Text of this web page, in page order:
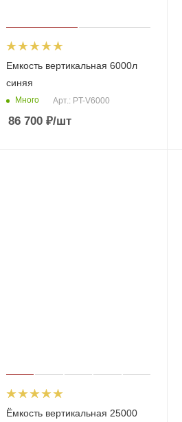
Емкость вертикальная 6000л
синяя
Много Арт.: PT-V6000
86 700₽/шт
Ёмкость вертикальная 25000